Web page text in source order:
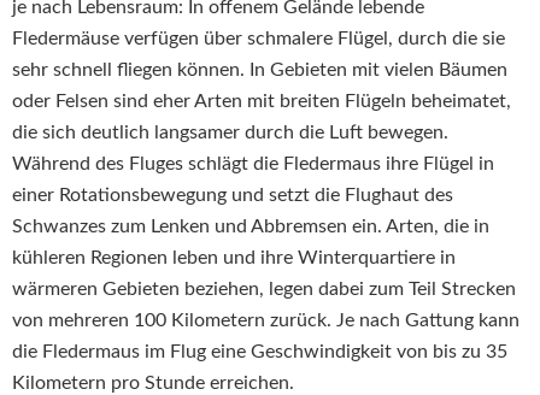
je nach Lebensraum: In offenem Gelände lebende
Fledermäuse verfügen über schmalere Flügel, durch die sie
sehr schnell fliegen können. In Gebieten mit vielen Bäumen
oder Felsen sind eher Arten mit breiten Flügeln beheimatet,
die sich deutlich langsamer durch die Luft bewegen.
Während des Fluges schlägt die Fledermaus ihre Flügel in
einer Rotationsbewegung und setzt die Flughaut des
Schwanzes zum Lenken und Abbremsen ein. Arten, die in
kühleren Regionen leben und ihre Winterquartiere in
wärmeren Gebieten beziehen, legen dabei zum Teil Strecken
von mehreren 100 Kilometern zurück. Je nach Gattung kann
die Fledermaus im Flug eine Geschwindigkeit von bis zu 35
Kilometern pro Stunde erreichen.